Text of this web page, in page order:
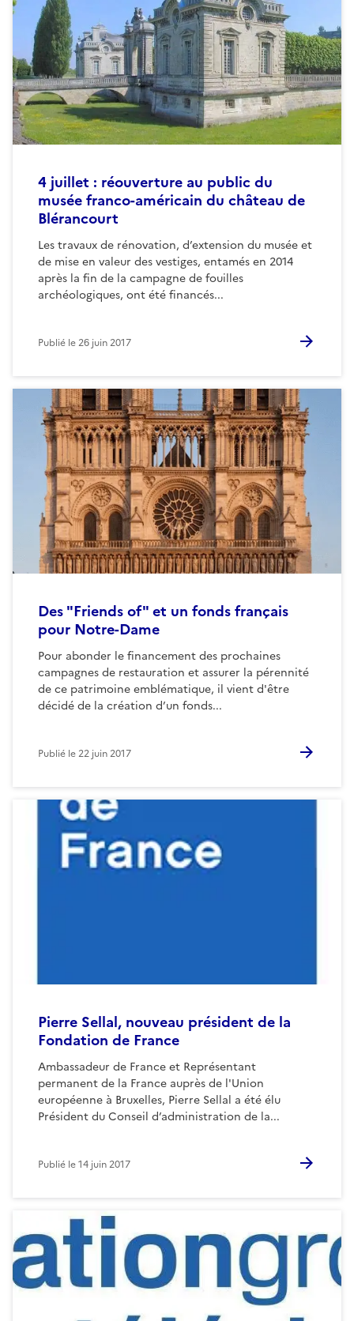
4 juillet : réouverture au public du
musée franco-américain du château de
Blérancourt
Les travaux de rénovation, d’extension du musée et
de mise en valeur des vestiges, entamés en 2014
après la fin de la campagne de fouilles
archéologiques, ont été financés...
Publié le26 juin 2017
Des "Friends of" et un fonds français
pour Notre-Dame
Pour abonder le financement des prochaines
campagnes de restauration et assurer la pérennité
de ce patrimoine emblématique, il vient d'être
décidé de la création d’un fonds...
Publié le22 juin 2017
Pierre Sellal, nouveau président de la
Fondation de France
Ambassadeur de France et Représentant
permanent de la France auprès de l'Union
européenne à Bruxelles, Pierre Sellal a été élu
Président du Conseil d’administration de la...
Publié le14 juin 2017